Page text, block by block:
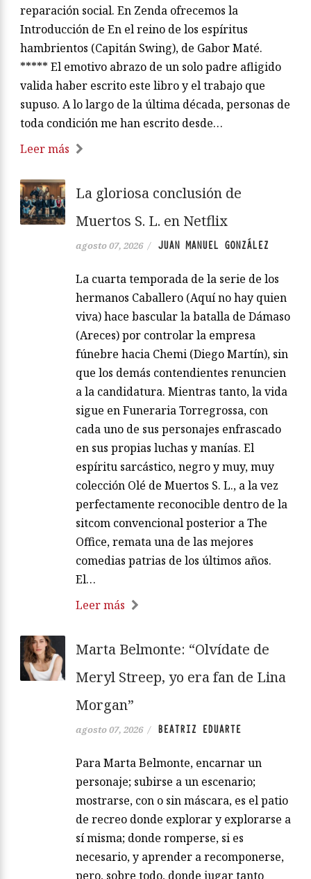
reparación social. En Zenda ofrecemos la
Introducción de En el reino de los espíritus
hambrientos (Capitán Swing), de Gabor Maté.
***** El emotivo abrazo de un solo padre afligido
valida haber escrito este libro y el trabajo que
supuso. A lo largo de la última década, personas de
toda condición me han escrito desde…
Leer más
La gloriosa conclusión de
Muertos S. L. en Netflix
agosto 07, 2026 / JUAN MANUEL GONZÁLEZ
La cuarta temporada de la serie de los
hermanos Caballero (Aquí no hay quien
viva) hace bascular la batalla de Dámaso
(Areces) por controlar la empresa
fúnebre hacia Chemi (Diego Martín), sin
que los demás contendientes renuncien
a la candidatura. Mientras tanto, la vida
sigue en Funeraria Torregrossa, con
cada uno de sus personajes enfrascado
en sus propias luchas y manías. El
espíritu sarcástico, negro y muy, muy
colección Olé de Muertos S. L., a la vez
perfectamente reconocible dentro de la
sitcom convencional posterior a The
Office, remata una de las mejores
comedias patrias de los últimos años.
El…
Leer más
Marta Belmonte: “Olvídate de
Meryl Streep, yo era fan de Lina
Morgan”
agosto 07, 2026 / BEATRIZ EDUARTE
Para Marta Belmonte, encarnar un
personaje; subirse a un escenario;
mostrarse, con o sin máscara, es el patio
de recreo donde explorar y explorarse a
sí misma; donde romperse, si es
necesario, y aprender a recomponerse,
pero, sobre todo, donde jugar tanto